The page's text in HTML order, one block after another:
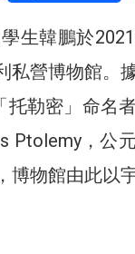
生韓鵬於
私營博物館。
勒密」命名
Ptolemy，公
博物館由此以